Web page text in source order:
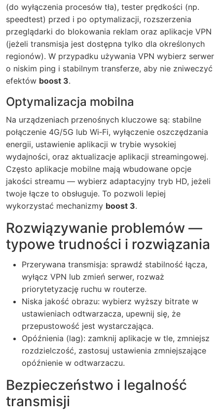
(do wyłączenia procesów tła), tester prędkości (np.
speedtest) przed i po optymalizacji, rozszerzenia
przeglądarki do blokowania reklam oraz aplikacje VPN
(jeżeli transmisja jest dostępna tylko dla określonych
regionów). W przypadku używania VPN wybierz serwer
o niskim ping i stabilnym transferze, aby nie zniweczyć
efektów boost 3.
Optymalizacja mobilna
Na urządzeniach przenośnych kluczowe są: stabilne
połączenie 4G/5G lub Wi‑Fi, wyłączenie oszczędzania
energii, ustawienie aplikacji w trybie wysokiej
wydajności, oraz aktualizacje aplikacji streamingowej.
Często aplikacje mobilne mają wbudowane opcje
jakości streamu — wybierz adaptacyjny tryb HD, jeżeli
twoje łącze to obsługuje. To pozwoli lepiej
wykorzystać mechanizmy boost 3.
Rozwiązywanie problemów —
typowe trudności i rozwiązania
Przerywana transmisja: sprawdź stabilność łącza,
wyłącz VPN lub zmień serwer, rozważ
priorytetyzację ruchu w routerze.
Niska jakość obrazu: wybierz wyższy bitrate w
ustawieniach odtwarzacza, upewnij się, że
przepustowość jest wystarczająca.
Opóźnienia (lag): zamknij aplikacje w tle, zmniejsz
rozdzielczość, zastosuj ustawienia zmniejszające
opóźnienie w odtwarzaczu.
Bezpieczeństwo i legalność
transmisji